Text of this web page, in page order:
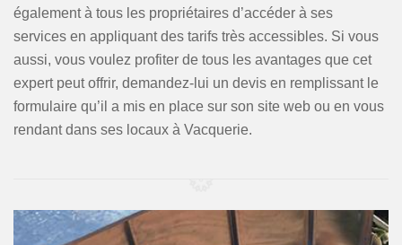
également à tous les propriétaires d’accéder à ses
services en appliquant des tarifs très accessibles. Si vous
aussi, vous voulez profiter de tous les avantages que cet
expert peut offrir, demandez-lui un devis en remplissant le
formulaire qu’il a mis en place sur son site web ou en vous
rendant dans ses locaux à Vacquerie.